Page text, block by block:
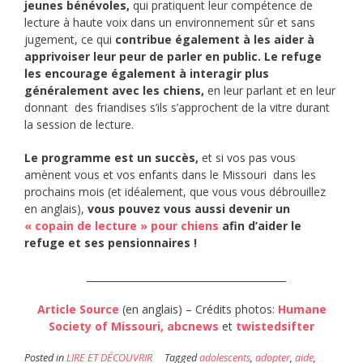
jeunes bénévoles, qui pratiquent leur compétence de
lecture à haute voix dans un environnement sûr et sans
jugement, ce qui contribue également à les aider à
apprivoiser leur peur de parler en public. Le refuge
les encourage également à interagir plus
généralement avec les chiens, en leur parlant et en leur
donnant des friandises s’ils s’approchent de la vitre durant
la session de lecture.
Le programme est un succès, et si vos pas vous
amènent vous et vos enfants dans le Missouri dans les
prochains mois (et idéalement, que vous vous débrouillez
en anglais), vous pouvez vous aussi devenir un
« copain de lecture » pour chiens afin d’aider le
refuge et ses pensionnaires !
Article Source (en anglais) – Crédits photos: Humane
Society of Missouri, abcnews et twistedsifter
Posted inLIRE ET DÉCOUVRIR Taggedadolescents, adopter, aide,